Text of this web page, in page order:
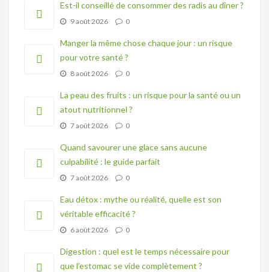
Est-il conseillé de consommer des radis au dîner ?
9 août 2026 0
Manger la même chose chaque jour : un risque
pour votre santé ?
8 août 2026 0
La peau des fruits : un risque pour la santé ou un
atout nutritionnel ?
7 août 2026 0
Quand savourer une glace sans aucune
culpabilité : le guide parfait
7 août 2026 0
Eau détox : mythe ou réalité, quelle est son
véritable efficacité ?
6 août 2026 0
Digestion : quel est le temps nécessaire pour
que l’estomac se vide complètement ?